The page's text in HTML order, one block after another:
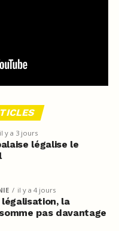
il y a 3 jours
légalise le
il y a 4 jours
la
pas davantage